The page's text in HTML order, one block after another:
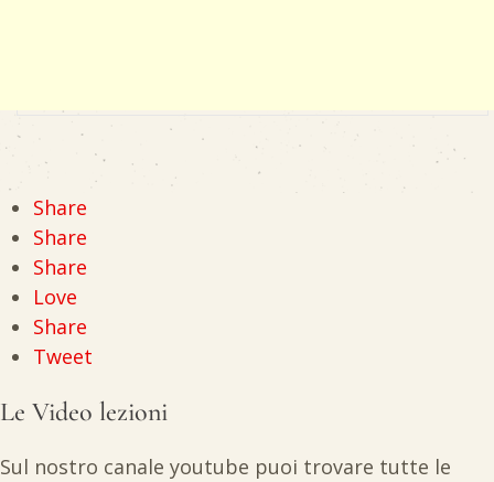
Share
Share
Share
Love
Share
Tweet
Le Video lezioni
Sul nostro canale youtube puoi trovare tutte le